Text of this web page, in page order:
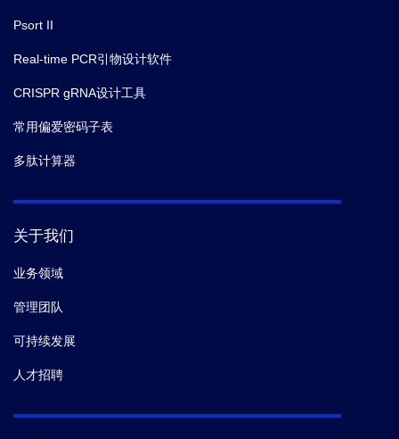
Psort II
Real-time PCR引物设计软件
CRISPR gRNA设计工具
常用偏爱密码子表
多肽计算器
关于我们
业务领域
管理团队
可持续发展
人才招聘